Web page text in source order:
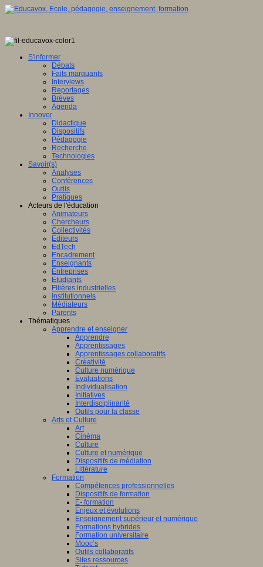
S'informer
Débats
Faits marquants
Interviews
Reportages
Brèves
Agenda
Innover
Didactique
Dispositifs
Pédagogie
Recherche
Technologies
Savoir(s)
Analyses
Conférences
Outils
Pratiques
Acteurs de l'éducation
Animateurs
Chercheurs
Collectivités
Editeurs
EdTech
Encadrement
Enseignants
Entreprises
Etudiants
Filières industrielles
Institutionnels
Médiateurs
Parents
Thématiques
Apprendre et enseigner
Apprendre
Apprentissages
Apprentissages collaboratifs
Créativité
Culture numérique
Evaluations
Individualisation
Initiatives
Interdisciplinarité
Outils pour la classe
Arts et Culture
Art
Cinéma
Culture
Culture et numérique
Dispositifs de médiation
Littérature
Formation
Compétences professionnelles
Dispositifs de formation
E- formation
Enjeux et évolutions
Enseignement supérieur et numérique
Formations hybrides
Formation universitaire
Mooc’s
Outils collaboratifs
Sites ressources